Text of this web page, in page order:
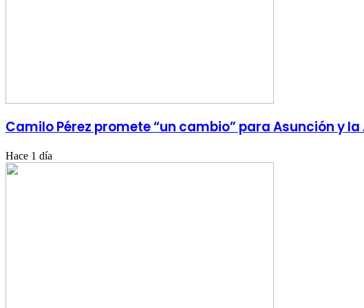
Camilo Pérez promete “un cambio” para Asunción y
Hace 1 día